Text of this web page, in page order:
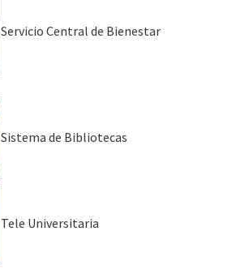
Servicio Central de Bienestar
Sistema de Bibliotecas
Tele Universitaria